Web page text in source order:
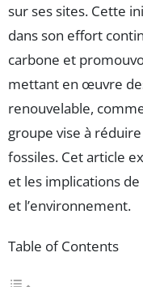
sur ses sites. Cette
dans son effort
carbone et
mettant en œuvre
renouvelable,
groupe vise à
fossiles. Cet article
et les implications
et l’environnement.
Table of Contents